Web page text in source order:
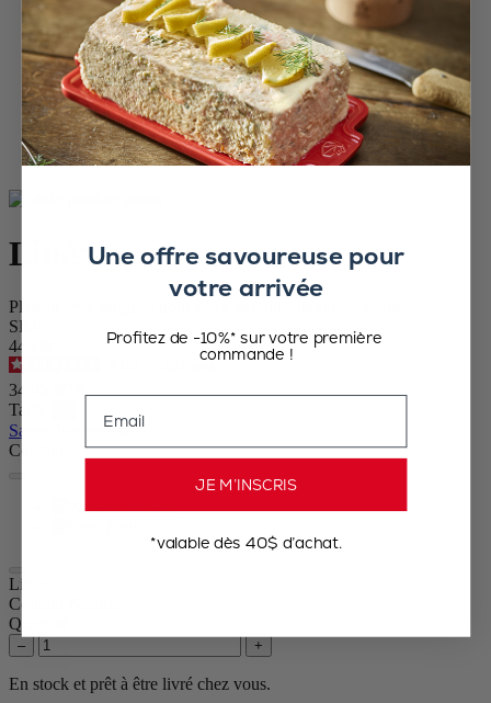
Accueil
Saveurs d'épices
Accessoires
Linéa
Linéa
Plateau avec poignée pour deux moulins, bambou, naturel
SKU
44558
34,95 $CA
Taille
Sauter le carrousel
Couleur
Naturel
Linéa
Couleur
Quantité
– +
En stock et prêt à être livré chez vous.
Une offre savoureuse pour
votre arrivée
Profitez de -10%* sur votre première
commande !
JE M’INSCRIS
*valable dès 40$ d’achat.